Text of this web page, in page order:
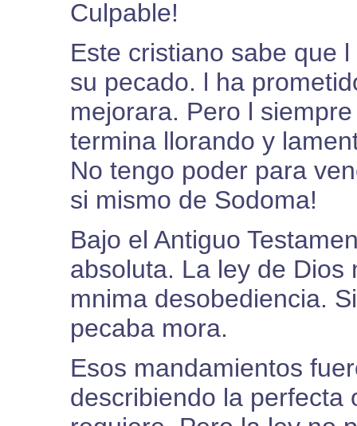
Culpable!
Este cristiano sabe que
su pecado. l ha
mejorara. Pero l
termina llorando y
No tengo poder para
si mismo de Sodoma!
Bajo el Antiguo
absoluta. La ley de
mnima desobediencia.
pecaba mora.
Esos mandamientos
describiendo la perfecta